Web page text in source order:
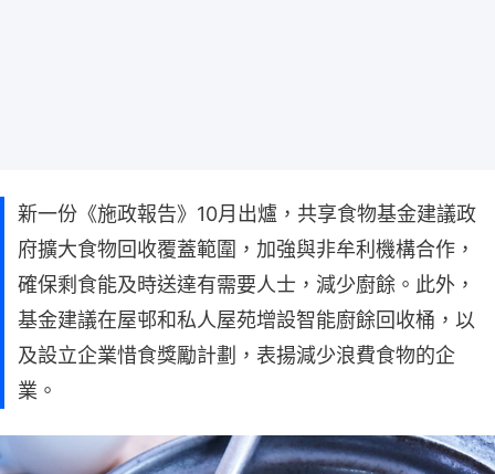
新一份《施政報告》10月出爐，共享食物基金建議政
府擴大食物回收覆蓋範圍，加強與非牟利機構合作，
確保剩食能及時送達有需要人士，減少廚餘。此外，
基金建議在屋邨和私人屋苑增設智能廚餘回收桶，以
及設立企業惜食獎勵計劃，表揚減少浪費食物的企
業。